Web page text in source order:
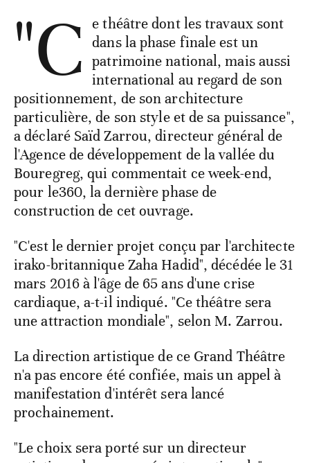
"C e théâtre dont les travaux sont
dans la phase finale est un
patrimoine national, mais aussi
international au regard de son
positionnement, de son architecture
particulière, de son style et de sa puissance",
a déclaré Saïd Zarrou, directeur général de
l'Agence de développement de la vallée du
Bouregreg, qui commentait ce week-end,
pour le360, la dernière phase de
construction de cet ouvrage.
"C'est le dernier projet conçu par l'architecte
irako-britannique Zaha Hadid", décédée le 31
mars 2016 à l'âge de 65 ans d'une crise
cardiaque, a-t-il indiqué. "Ce théâtre sera
une attraction mondiale", selon M. Zarrou.
La direction artistique de ce Grand Théâtre
n'a pas encore été confiée, mais un appel à
manifestation d'intérêt sera lancé
prochainement.
"Le choix sera porté sur un directeur